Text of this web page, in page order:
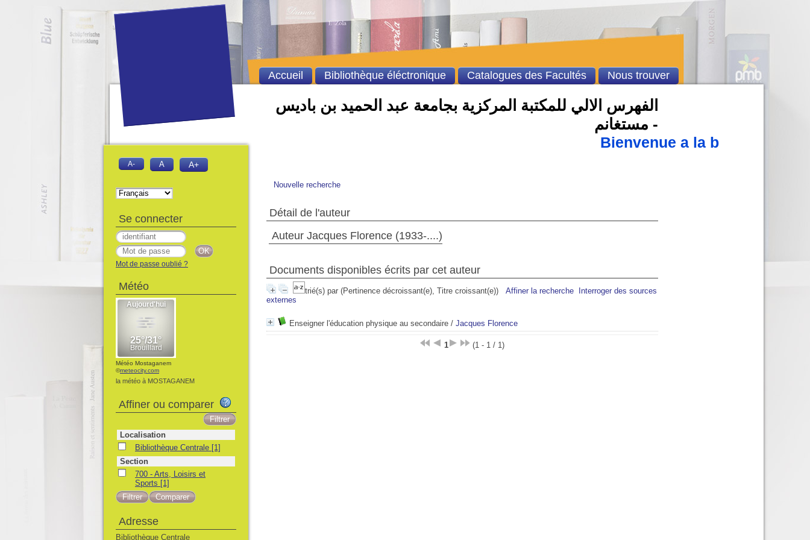
الفهرس الالي للمكتبة المركزية بجامعة عبد الحميد بن باديس
- مستغانم
Bienvenue a la bibliothèque
Nouvelle recherche
Détail de l'auteur
Auteur Jacques Florence (1933-....)
Documents disponibles écrits par cet auteur
trié(s) par (Pertinence décroissant(e), Titre croissant(e)) Affiner la recherche
Interroger des sources
externes
Enseigner l'éducation physique au secondaire / Jacques Florence
1 (1 - 1 / 1)
Accueil Bibliothèque éléctronique Catalogues des Facultés Nous trouver
A- A A+
Se connecter
Mot de passe oublié ?
Météo
Météo Mostaganem
©meteocity.com
la météo à MOSTAGANEM
Affiner ou comparer
Localisation
Bibliothèque Centrale [1]
Section
700 - Arts, Loisirs et
Sports [1]
Adresse
Bibliothèque Centrale